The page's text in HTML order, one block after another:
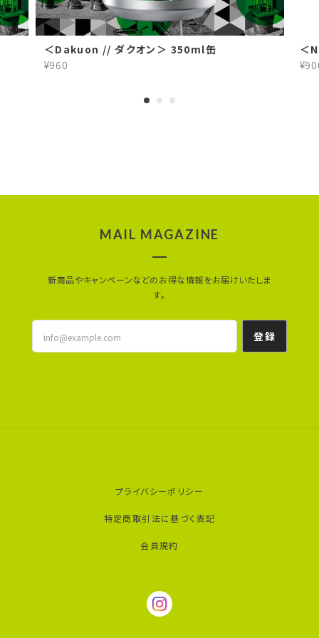
＜Dakuon // ダクオン＞ 350ml缶
¥960
＜
MAIL MAGAZINE
新商品やキャンペーンなどのお得な情報をお届けいたしま
す。
登録
プライバシーポリシー
特定商取引法に基づく表記
会員規約